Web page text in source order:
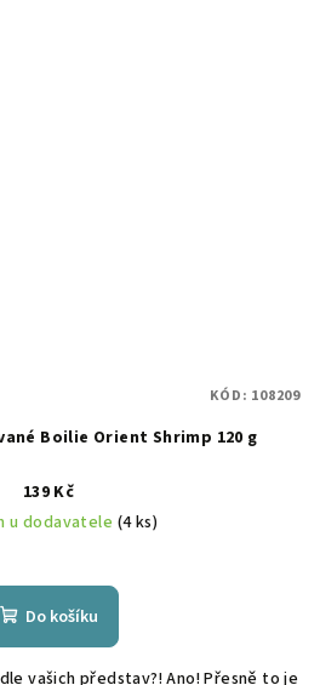
Boilie Orient Shrimp 120 g
139 Kč
u dodavatele (4 ks)
Do košíku
vašich představ?! Ano! Přesně to je
KÓD: 108209